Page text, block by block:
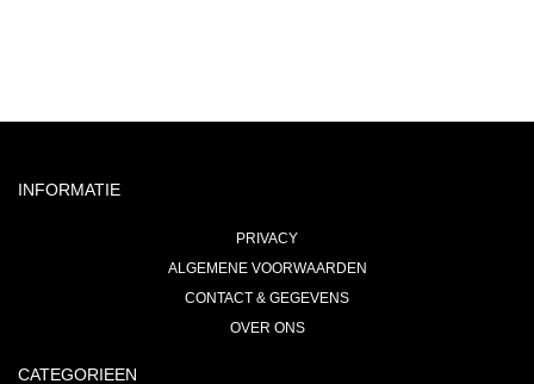
INFORMATIE
PRIVACY
ALGEMENE VOORWAARDEN
CONTACT & GEGEVENS
OVER ONS
CATEGORIEEN